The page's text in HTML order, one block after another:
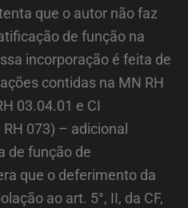
que o autor não faz
de função na
incorporação é feita de
contidas na MN RH
03.04.01 e CI
073) – adicional
de função de
que o deferimento da
ao art. 5°, II, da CF,